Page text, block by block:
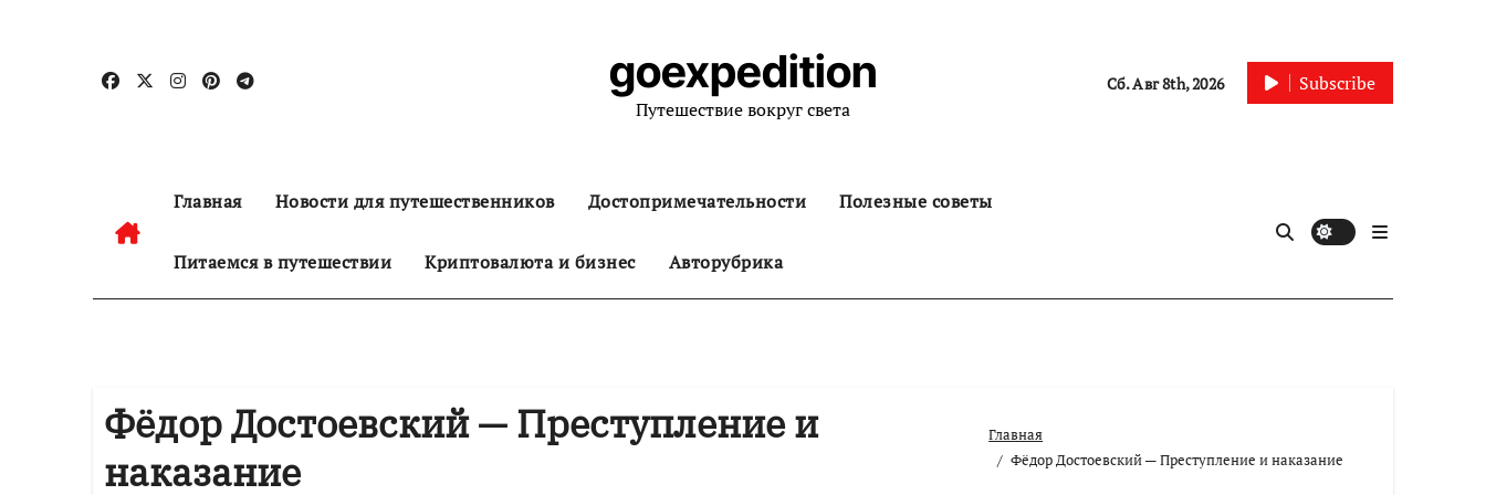
содержанию
goexpedition
Путешествие вокруг света
Сб. Авг 8th, 2026 Subscribe
Главная Новости для путешественников Достопримечательности Полезные советы
Питаемся в путешествии Криптовалюта и бизнес Авторубрика
Фёдор Достоевский — Преступление и
наказание
Главная
Фёдор Достоевский — Преступление и наказание